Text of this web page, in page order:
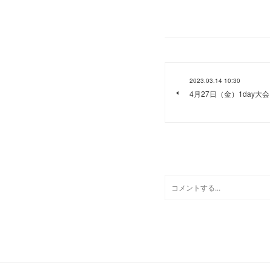
2023.03.14 10:30
4月27日（金）1day大会